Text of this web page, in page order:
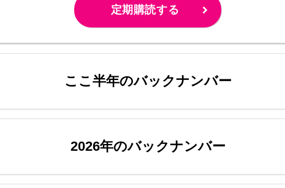
定期購読する
ここ半年のバックナンバー
2026年のバックナンバー